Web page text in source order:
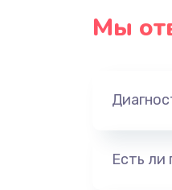
Мы
Есть ли